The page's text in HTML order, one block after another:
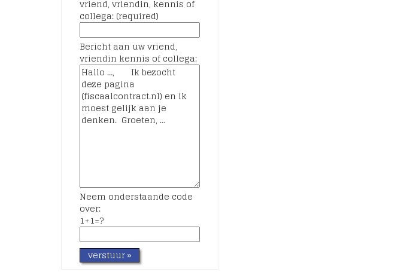
vriend, vriendin, kennis of
collega: (required)
Bericht aan uw vriend,
vriendin kennis of collega:
Neem onderstaande code
over:
1+1=?